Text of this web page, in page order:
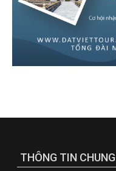
THÔNG TIN CHUNG